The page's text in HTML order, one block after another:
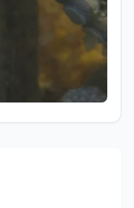
chiara,
fonti scientifiche
passioni
che
ed